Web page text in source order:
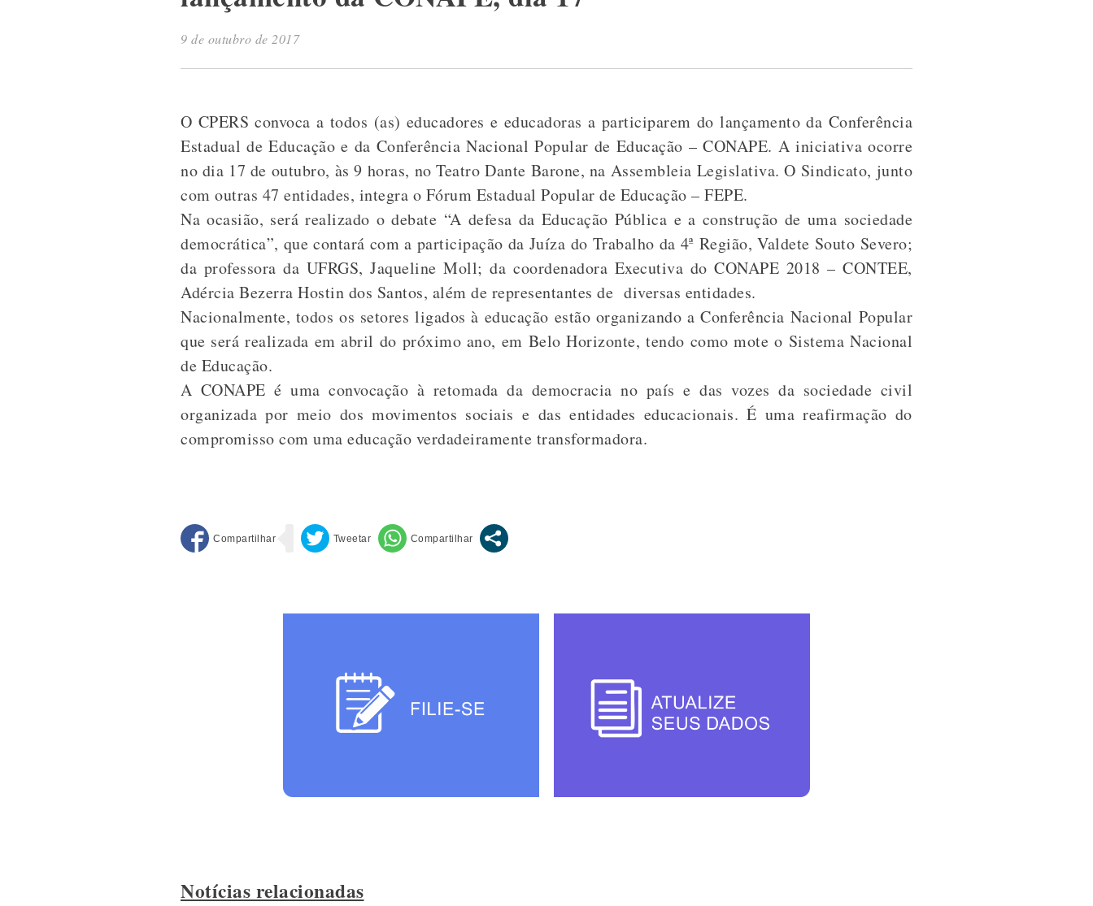
9 de outubro de 2017
O CPERS convoca a todos (as) educadores e educadoras a participarem do lançamento da Conferência
Estadual de Educação e da Conferência Nacional Popular de Educação – CONAPE. A iniciativa ocorre
no dia 17 de outubro, às 9 horas, no Teatro Dante Barone, na Assembleia Legislativa. O Sindicato, junto
com outras 47 entidades, integra o Fórum Estadual Popular de Educação – FEPE.
Na ocasião, será realizado o debate “A defesa da Educação Pública e a construção de uma sociedade
democrática”, que contará com a participação da Juíza do Trabalho da 4ª Região, Valdete Souto Severo;
da professora da UFRGS, Jaqueline Moll; da coordenadora Executiva do CONAPE 2018 – CONTEE,
Adércia Bezerra Hostin dos Santos, além de representantes de diversas entidades.
Nacionalmente, todos os setores ligados à educação estão organizando a Conferência Nacional Popular
que será realizada em abril do próximo ano, em Belo Horizonte, tendo como mote o Sistema Nacional
de Educação.
A CONAPE é uma convocação à retomada da democracia no país e das vozes da sociedade civil
organizada por meio dos movimentos sociais e das entidades educacionais. É uma reafirmação do
compromisso com uma educação verdadeiramente transformadora.
Notícias relacionadas